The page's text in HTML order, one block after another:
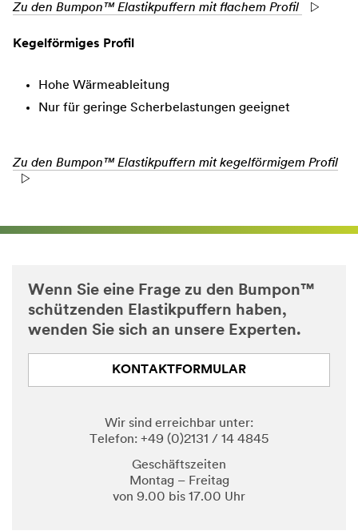
Zu den Bumpon™ Elastikpuffern mit flachem Profil
Kegelförmiges Profil
Hohe Wärmeableitung
Nur für geringe Scherbelastungen geeignet
Zu den Bumpon™ Elastikpuffern mit kegelförmigem Profil
Wenn Sie eine Frage zu den Bumpon™
schützenden Elastikpuffern haben,
wenden Sie sich an unsere Experten.
KONTAKTFORMULAR
Wir sind erreichbar unter:
Telefon: +49 (0)2131 / 14 4845
Geschäftszeiten
Montag – Freitag
von 9.00 bis 17.00 Uhr